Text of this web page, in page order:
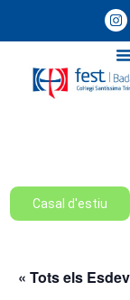
Casal d'estiu
« Tots els